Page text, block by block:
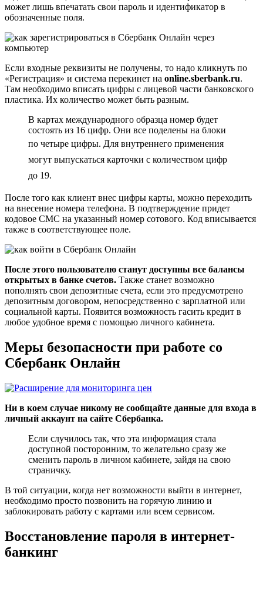
может лишь впечатать свои пароль и идентификатор в
обозначенные поля.
Если входные реквизиты не получены, то надо кликнуть по
«Регистрация» и система перекинет на online.sberbank.ru.
Там необходимо вписать цифры с лицевой части банковского
пластика. Их количество может быть разным.
В картах международного образца номер будет
состоять из 16 цифр. Они все поделены на блоки
по четыре цифры. Для внутреннего применения
могут выпускаться карточки с количеством цифр
до 19.
После того как клиент внес цифры карты, можно переходить
на внесение номера телефона. В подтверждение придет
кодовое СМС на указанный номер сотового. Код вписывается
также в соответствующее поле.
После этого пользователю станут доступны все балансы
открытых в банке счетов. Также станет возможно
пополнять свои депозитные счета, если это предусмотрено
депозитным договором, непосредственно с зарплатной или
социальной карты. Появится возможность гасить кредит в
любое удобное время с помощью личного кабинета.
Меры безопасности при работе со
Сбербанк Онлайн
Ни в коем случае никому не сообщайте данные для входа в
личный аккаунт на сайте Сбербанка.
Если случилось так, что эта информация стала
доступной посторонним, то желательно сразу же
сменить пароль в личном кабинете, зайдя на свою
страничку.
В той ситуации, когда нет возможности выйти в интернет,
необходимо просто позвонить на горячую линию и
заблокировать работу с картами или всем сервисом.
Восстановление пароля в интернет-
банкинг